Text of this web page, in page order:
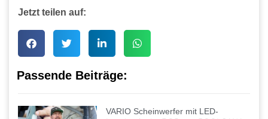
Jetzt teilen auf:
Passende Beiträge:
VARIO Scheinwerfer mit LED-